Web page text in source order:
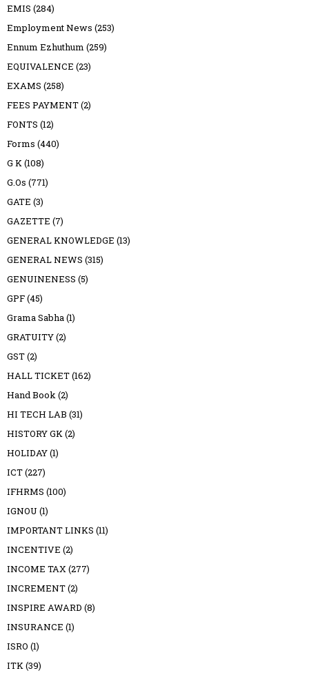
EMIS (284)
Employment News (253)
Ennum Ezhuthum (259)
EQUIVALENCE (23)
EXAMS (258)
FEES PAYMENT(2)
FONTS (12)
Forms (440)
G K(108)
G.Os (771)
GATE (3)
GAZETTE (7)
GENERAL KNOWLEDGE (13)
GENERAL NEWS (315)
GENUINENESS (5)
GPF(45)
Grama Sabha(1)
GRATUITY(2)
GST(2)
HALL TICKET(162)
Hand Book(2)
HI TECH LAB (31)
HISTORY GK(2)
HOLIDAY(1)
ICT(227)
IFHRMS (100)
IGNOU (1)
IMPORTANT LINKS (11)
INCENTIVE (2)
INCOME TAX(277)
INCREMENT(2)
INSPIRE AWARD (8)
INSURANCE (1)
ISRO (1)
ITK(39)